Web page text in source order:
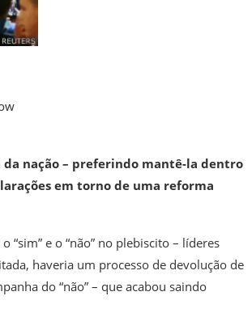
nação – preferindo mantê-la dentro
em torno de uma reforma
e o “não” no plebiscito – líderes
haveria um processo de devolução de
do “não” – que acabou saindo